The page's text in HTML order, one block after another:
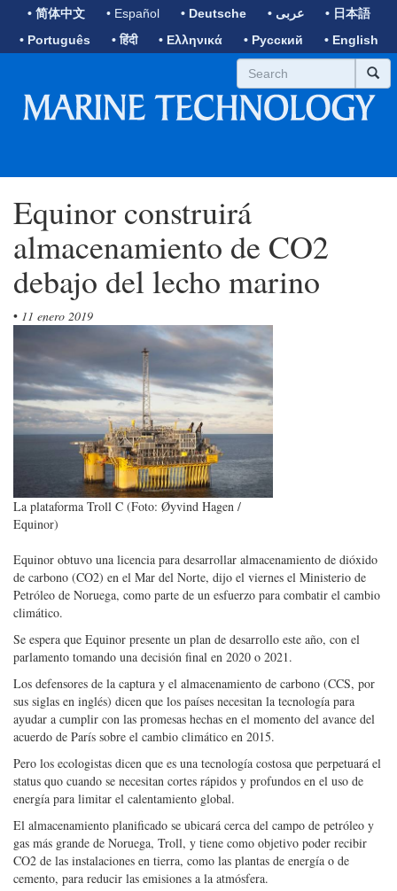
• 简体中文 • Español • Deutsche • عربى
• 日本語
• Português
• हिंदी • Ελληνικά • Русский • English
Equinor construirá
almacenamiento de CO2
debajo del lecho marino
• 11 enero 2019
La plataforma Troll C (Foto: Øyvind Hagen /
Equinor)
Equinor obtuvo una licencia para desarrollar almacenamiento de dióxido
de carbono (CO2) en el Mar del Norte, dijo el viernes el Ministerio de
Petróleo de Noruega, como parte de un esfuerzo para combatir el cambio
climático.
Se espera que Equinor presente un plan de desarrollo este año, con el
parlamento tomando una decisión final en 2020 o 2021.
Los defensores de la captura y el almacenamiento de carbono (CCS, por
sus siglas en inglés) dicen que los países necesitan la tecnología para
ayudar a cumplir con las promesas hechas en el momento del avance del
acuerdo de París sobre el cambio climático en 2015.
Pero los ecologistas dicen que es una tecnología costosa que perpetuará el
status quo cuando se necesitan cortes rápidos y profundos en el uso de
energía para limitar el calentamiento global.
El almacenamiento planificado se ubicará cerca del campo de petróleo y
gas más grande de Noruega, Troll, y tiene como objetivo poder recibir
CO2 de las instalaciones en tierra, como las plantas de energía o de
cemento, para reducir las emisiones a la atmósfera.